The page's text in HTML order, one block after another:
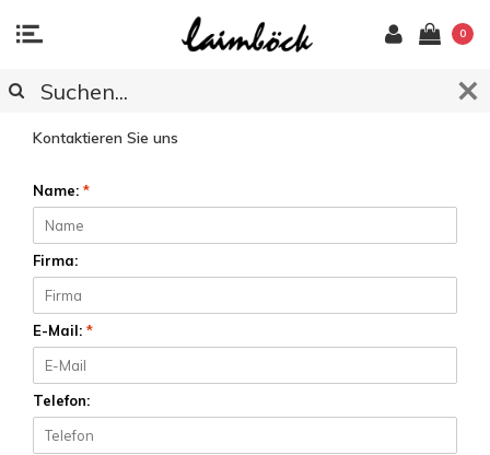
0
KUNDENDIENST
Kontaktieren Sie uns
Name: *
Firma:
E-Mail: *
Telefon: